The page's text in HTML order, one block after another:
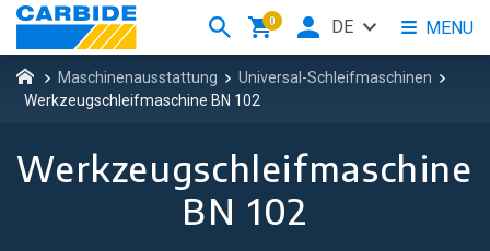
Maschinenausstattung
Universal-Schleifmaschinen
Werkzeugschleifmaschine BN 102
Werkzeugschleifmaschine
BN 102
0 MENU
DE